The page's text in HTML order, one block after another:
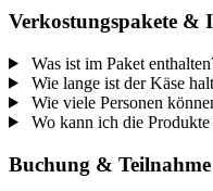
Verkostungspakete &
Was ist im Paket
Wie lange ist der Käse
Wie viele Personen
Wo kann ich die
Buchung & Teilnahme